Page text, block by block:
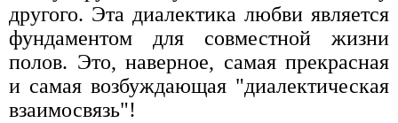
другого. Эта диалектика любви является
фундаментом для совместной жизни
полов. Это, наверное, самая прекрасная
и самая возбуждающая "диалектическая
взаимосвязь"!